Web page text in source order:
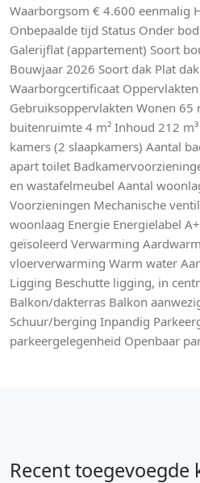
Waarborgsom € 4.600 eenmalig
Onbepaalde tijd Status Onder
Galerijflat (appartement) Soort
Bouwjaar 2026 Soort dak Plat
Waarborgcertificaat
Gebruiksoppervlakten Wonen 65
buitenruimte 4 m² Inhoud 212
kamers (2 slaapkamers) Aantal
apart toilet
en wastafelmeubel Aantal
Voorzieningen Mechanische
woonlaag Energie Energielabel
geïsoleerd Verwarming
vloerverwarming Warm water
Ligging Beschutte ligging, in
Balkon/dakterras Balkon
Schuur/berging Inpandig
parkeergelegenheid Openbaar
Recent toegevoegde